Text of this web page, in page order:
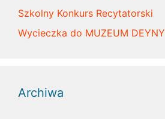
Szkolny Konkurs Recytatorski
Wycieczka do MUZEUM DEYNY
Archiwa